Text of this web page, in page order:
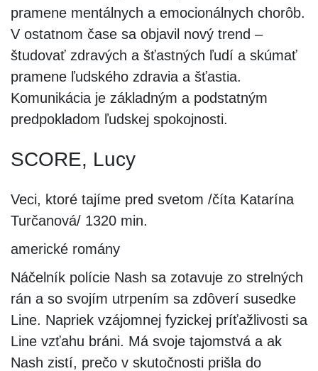
pramene mentálnych a emocionálnych chorôb.
V ostatnom čase sa objavil nový trend –
študovať zdravých a šťastných ľudí a skúmať
pramene ľudského zdravia a šťastia.
Komunikácia je základným a podstatným
predpokladom ľudskej spokojnosti.
SCORE, Lucy
Veci, ktoré tajíme pred svetom /číta Katarína
Turčanová/ 1320 min.
americké romány
Náčelník polície Nash sa zotavuje zo strelných
rán a so svojím utrpením sa zdôverí susedke
Line. Napriek vzájomnej fyzickej príťažlivosti sa
Line vzťahu bráni. Má svoje tajomstvá a ak
Nash zistí, prečo v skutočnosti prišla do